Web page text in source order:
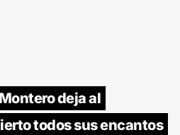
deja al
todos sus encantos